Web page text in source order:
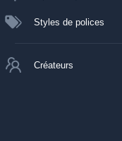
Styles de polices
Créateurs